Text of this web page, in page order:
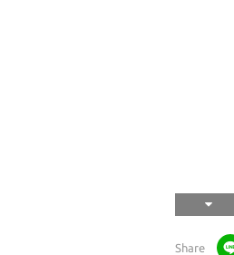
Share